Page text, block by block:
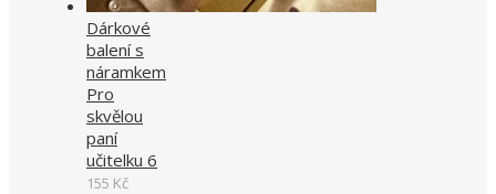
Dárkové
balení s
náramkem
Pro
skvělou
paní
učitelku 6
155 Kč